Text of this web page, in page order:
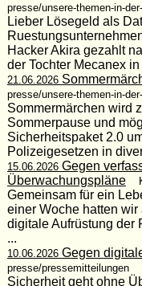
presse/unsere-themen-in-
Lieber Lösegeld als
Hacker Akira gezahlt
der Tochter Mecanex in
21.06.2026
presse/unsere-themen-in-
Sommermärchen wird
Sommerpause und
Sicherheitspaket 2.0
Polizeigesetzen in
15.06.2026Gegen
Überwachungspläne
Gemeinsam für ein
einer Woche hatten
digitale Aufrüstung der
...
10.06.2026Gegen
presse/pressemitteilungen
Sicherheit geht ohne